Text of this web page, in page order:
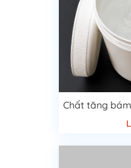
Chất tăng